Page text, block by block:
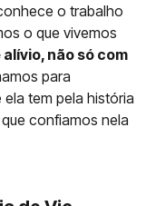
o trabalho
o que vivemos
não só com
para
tem pela história
que confiamos nela